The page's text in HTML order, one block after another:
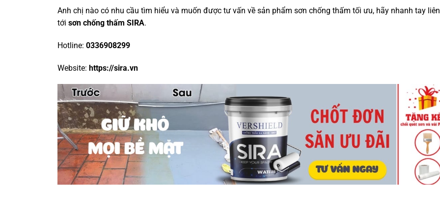
Anh chị nào có nhu cầu tìm hiểu và muốn được tư vấn về sản phẩm sơn chống thấm tối ưu, hãy nhanh tay
tới sơn chống thấm SIRA.
Hotline: 0336908299
Website: https://sira.vn